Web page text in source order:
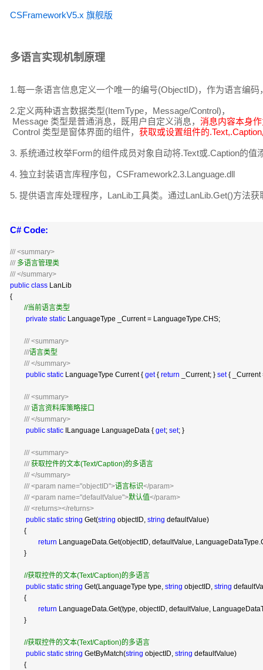
CSFrameworkV5.x 旗舰版
多语言实现机制原理
1.每一条语言信息定义一个唯一的编号(ObjectID)，作为语言编
2.定义两种语言数据类型(ItemType，Message/Control)，
Message 类型是普通消息，既用户自定义消息， 消息内容本身
Control 类型是窗体界面的组件， 获取或设置组件的
3. 系统通过枚举Form的组件成员对象自动将.Text或.Caption的值
4. 独立封装语言库程序包，CSFramework2.3.Language.dll
5. 提供语言库处理程序，LanLib工具类。通过LanLib.Get()方法获
C# Code:
/// <summary>
/// 多语言管理类
/// </summary>
public class LanLib
{
//当前语言类型
private static LanguageType _Current= LanguageType.CHS;
/// <summary>
///语言类型
/// </summary>
public static LanguageType Current { get{ return _Current; } set{ _Current
/// <summary>
/// 语言资料库策略接口
/// </summary>
public static ILanguage LanguageData { get; set; }
/// <summary>
/// 获取控件的文本(Text/Caption)的多语言
/// </summary>
/// <param name="objectID">语言标识</param>
/// <param name="defaultValue">默认值</param>
/// <returns></returns>
public static string Get(string objectID, string defaultValue)
{
return LanguageData.Get(objectID, defaultValue,
}
//获取控件的文本(Text/Caption)的多语言
public static string Get(LanguageType type, string objectID, string
{
return LanguageData.Get(type, objectID, defaultValue,
}
//获取控件的文本(Text/Caption)的多语言
public static string GetByMatch(string objectID, string defaultValue)
{